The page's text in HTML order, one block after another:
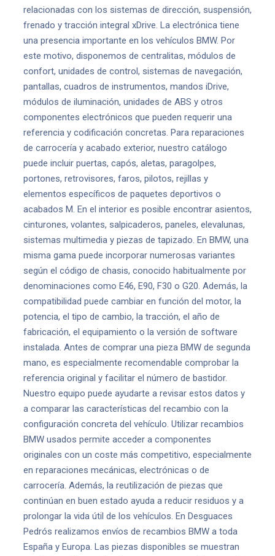
relacionadas con los sistemas de dirección, suspensión,
frenado y tracción integral xDrive. La electrónica tiene
una presencia importante en los vehículos BMW. Por
este motivo, disponemos de centralitas, módulos de
confort, unidades de control, sistemas de navegación,
pantallas, cuadros de instrumentos, mandos iDrive,
módulos de iluminación, unidades de ABS y otros
componentes electrónicos que pueden requerir una
referencia y codificación concretas. Para reparaciones
de carrocería y acabado exterior, nuestro catálogo
puede incluir puertas, capós, aletas, paragolpes,
portones, retrovisores, faros, pilotos, rejillas y
elementos específicos de paquetes deportivos o
acabados M. En el interior es posible encontrar asientos,
cinturones, volantes, salpicaderos, paneles, elevalunas,
sistemas multimedia y piezas de tapizado. En BMW, una
misma gama puede incorporar numerosas variantes
según el código de chasis, conocido habitualmente por
denominaciones como E46, E90, F30 o G20. Además, la
compatibilidad puede cambiar en función del motor, la
potencia, el tipo de cambio, la tracción, el año de
fabricación, el equipamiento o la versión de software
instalada. Antes de comprar una pieza BMW de segunda
mano, es especialmente recomendable comprobar la
referencia original y facilitar el número de bastidor.
Nuestro equipo puede ayudarte a revisar estos datos y
a comparar las características del recambio con la
configuración concreta del vehículo. Utilizar recambios
BMW usados permite acceder a componentes
originales con un coste más competitivo, especialmente
en reparaciones mecánicas, electrónicas o de
carrocería. Además, la reutilización de piezas que
continúan en buen estado ayuda a reducir residuos y a
prolongar la vida útil de los vehículos. En Desguaces
Pedrós realizamos envíos de recambios BMW a toda
España y Europa. Las piezas disponibles se muestran